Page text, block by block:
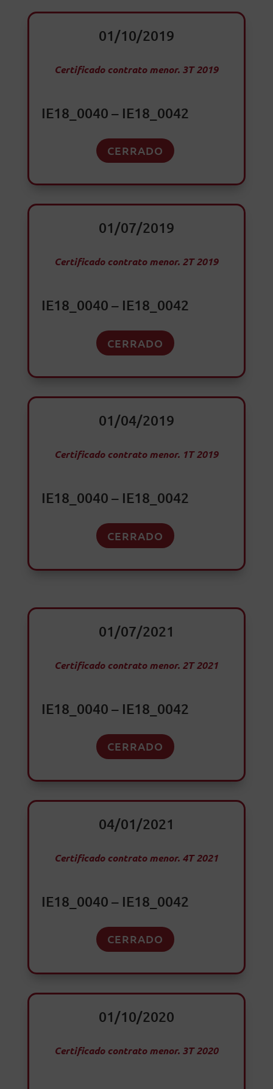
01/10/2019
Certificado contrato menor. 3T 2019
IE18_0040 – IE18_0042
CERRADO
01/07/2019
Certificado contrato menor. 2T 2019
IE18_0040 – IE18_0042
CERRADO
01/04/2019
Certificado contrato menor. 1T 2019
IE18_0040 – IE18_0042
CERRADO
01/07/2021
Certificado contrato menor. 2T 2021
IE18_0040 – IE18_0042
CERRADO
04/01/2021
Certificado contrato menor. 4T 2021
IE18_0040 – IE18_0042
CERRADO
01/10/2020
Certificado contrato menor. 3T 2020